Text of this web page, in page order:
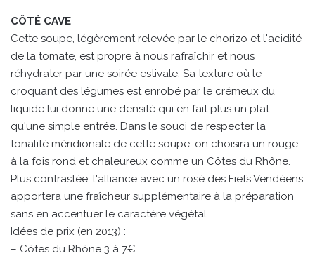
CÔTÉ CAVE
Cette soupe, légèrement relevée par le chorizo et l'acidité
de la tomate, est propre à nous rafraîchir et nous
réhydrater par une soirée estivale. Sa texture où le
croquant des légumes est enrobé par le crémeux du
liquide lui donne une densité qui en fait plus un plat
qu'une simple entrée. Dans le souci de respecter la
tonalité méridionale de cette soupe, on choisira un rouge
à la fois rond et chaleureux comme un Côtes du Rhône.
Plus contrastée, l'alliance avec un rosé des Fiefs Vendéens
apportera une fraîcheur supplémentaire à la préparation
sans en accentuer le caractère végétal.
Idées de prix (en 2013) :
– Côtes du Rhône 3 à 7€